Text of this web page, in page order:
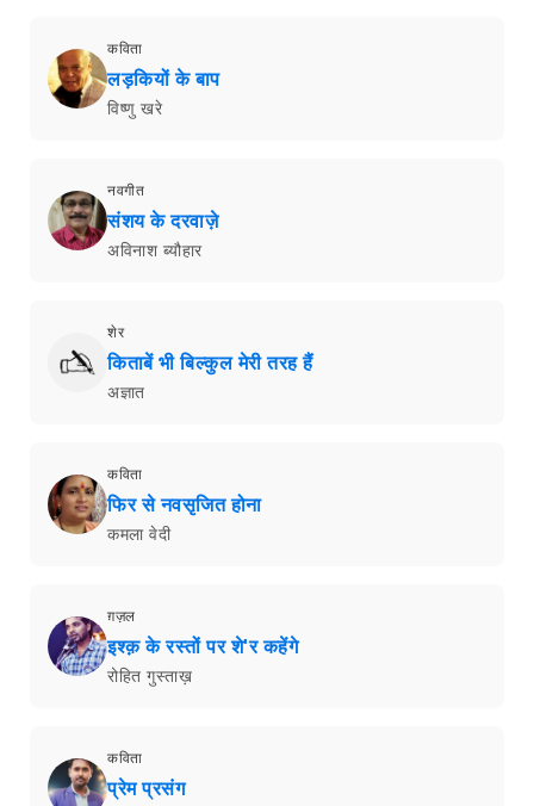
कविता
लड़कियों के बाप
विष्णु खरे
नवगीत
संशय के दरवाज़े
अविनाश ब्यौहार
शेर
किताबें भी बिल्कुल मेरी तरह हैं
अज्ञात
कविता
फिर से नवसृजित होना
कमला वेदी
ग़ज़ल
इश्क़ के रस्तों पर शे'र कहेंगे
रोहित गुस्ताख़
कविता
प्रेम प्रसंग